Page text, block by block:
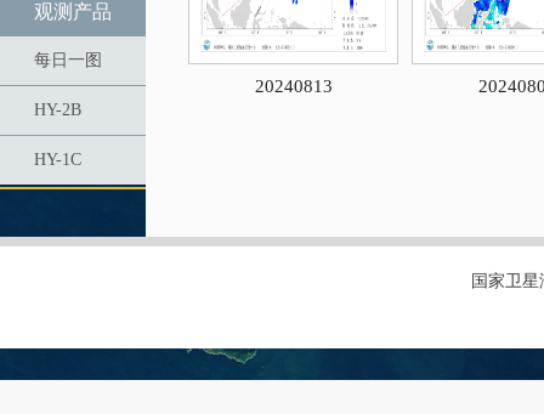
观测产品
每日一图
HY-2B
HY-1C
20240813
国家卫